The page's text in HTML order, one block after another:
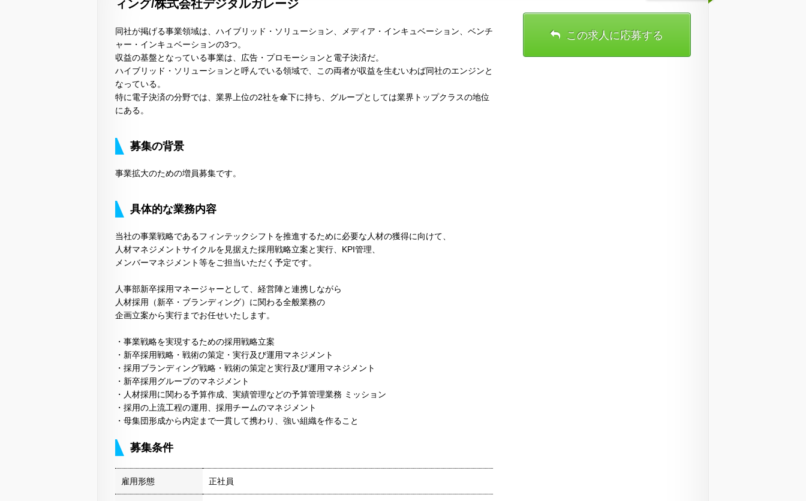
ィング/株式会社デジタルガレージ
同社が掲げる事業領域は、ハイブリッド・ソリューション、メディア・インキュベーション、ベンチ
ャー・インキュベーションの3つ。
収益の基盤となっている事業は、広告・プロモーションと電子決済だ。
ハイブリッド・ソリューションと呼んでいる領域で、この両者が収益を生むいわば同社のエンジンと
なっている。
特に電子決済の分野では、業界上位の2社を傘下に持ち、グループとしては業界トップクラスの地位
にある。
募集の背景
事業拡大のための増員募集です。
具体的な業務内容
当社の事業戦略であるフィンテックシフトを推進するために必要な人材の獲得に向けて、
人材マネジメントサイクルを見据えた採用戦略立案と実行、KPI管理、
メンバーマネジメント等をご担当いただく予定です。
人事部新卒採用マネージャーとして、経営陣と連携しながら
人材採用（新卒・ブランディング）に関わる全般業務の
企画立案から実行までお任せいたします。
・事業戦略を実現するための採用戦略立案
・新卒採用戦略・戦術の策定・実行及び運用マネジメント
・採用ブランディング戦略・戦術の策定と実行及び運用マネジメント
・新卒採用グループのマネジメント
・人材採用に関わる予算作成、実績管理などの予算管理業務 ミッション
・採用の上流工程の運用、採用チームのマネジメント
・母集団形成から内定まで一貫して携わり、強い組織を作ること
募集条件
雇用形態 正社員
この求人に応募する